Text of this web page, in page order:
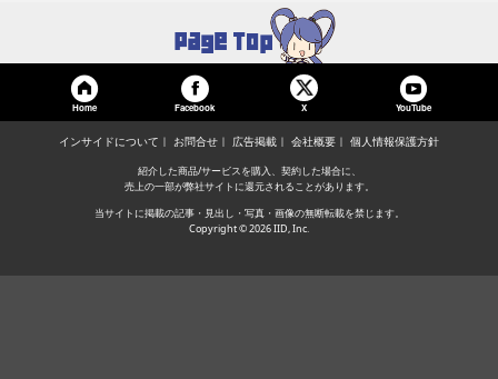
Home Facebook X YouTube
インサイドについて お問合せ 広告掲載 会社概要 個人情報保護方針
紹介した商品/サービスを購入、契約した場合に、
売上の一部が弊社サイトに還元されることがあります。
当サイトに掲載の記事・見出し・写真・画像の無断転載を禁じます。
Copyright © 2026 IID, Inc.